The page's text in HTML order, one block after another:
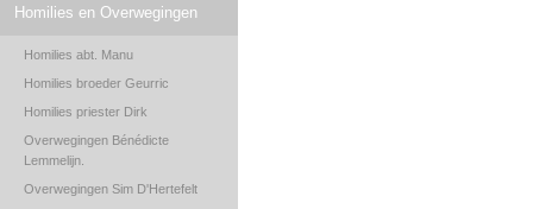
Homilies en Overwegingen
Homilies abt. Manu
Homilies broeder Geurric
Homilies priester Dirk
Overwegingen Bénédicte
Lemmelijn.
Overwegingen Sim D'Hertefelt